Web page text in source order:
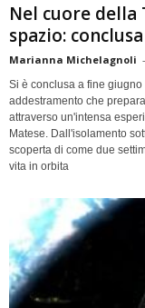
Nel cuore
spazio:
Marianna Michelagnoli -
Si è conclusa a fine
addestramento che
attraverso un'intensa
Matese. Dall'isolamento
scoperta di come due
vita in orbita